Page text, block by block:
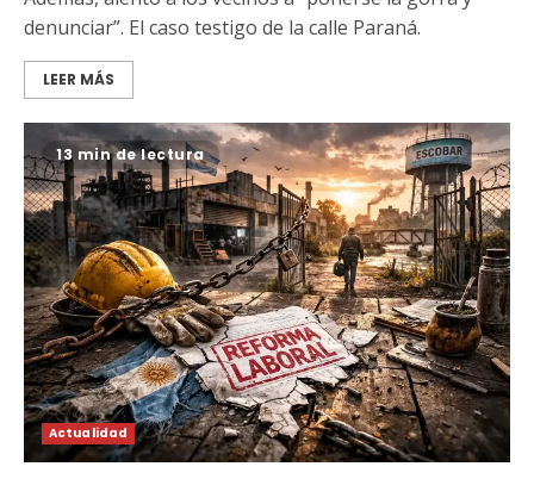
denunciar”. El caso testigo de la calle Paraná.
LEER MÁS
13 min de lectura
Actualidad